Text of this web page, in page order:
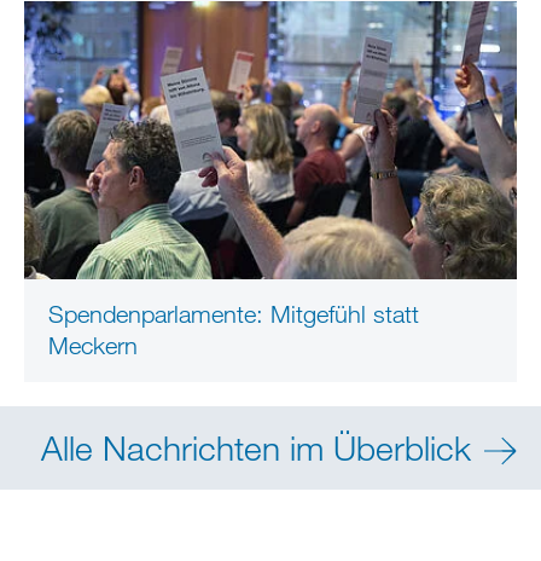
Spendenparlamente: Mitgefühl statt
Meckern
Alle Nachrichten im Überblick